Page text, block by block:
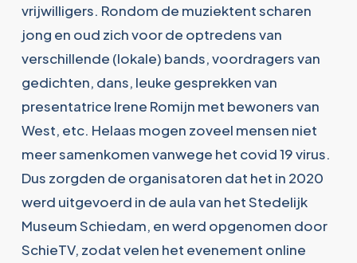
vrijwilligers. Rondom de muziektent scharen
jong en oud zich voor de optredens van
verschillende (lokale) bands, voordragers van
gedichten, dans, leuke gesprekken van
presentatrice Irene Romijn met bewoners van
West, etc. Helaas mogen zoveel mensen niet
meer samenkomen vanwege het covid 19 virus.
Dus zorgden de organisatoren dat het in 2020
werd uitgevoerd in de aula van het Stedelijk
Museum Schiedam, en werd opgenomen door
SchieTV, zodat velen het evenement online